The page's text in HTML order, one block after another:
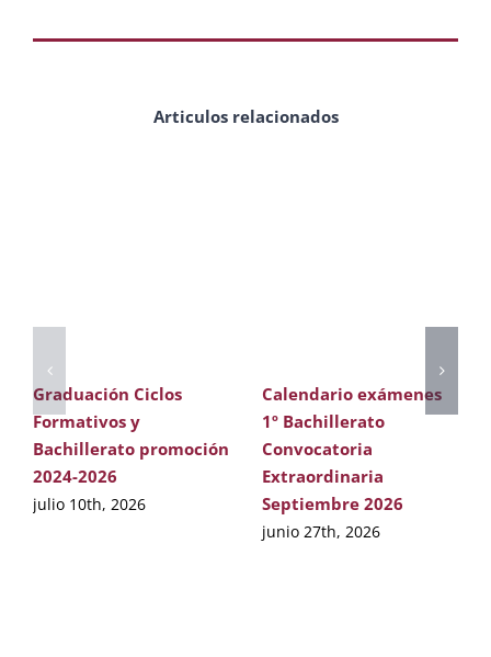
Articulos relacionados
Graduación Ciclos
Formativos y
Bachillerato promoción
2024-2026
julio 10th, 2026
Calendario exámenes
1º Bachillerato
Convocatoria
Extraordinaria
Septiembre 2026
junio 27th, 2026